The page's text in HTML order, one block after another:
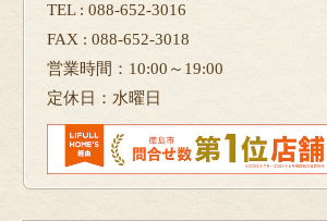
TEL : 088-652-3016
FAX : 088-652-3018
営業時間：10:00～19:00
定休日：水曜日